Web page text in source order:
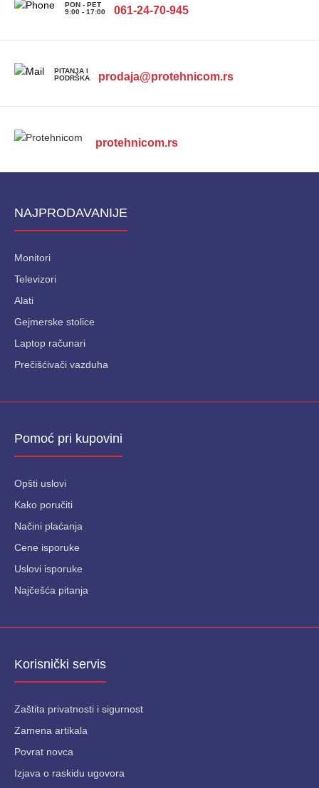
PON - PET
9:00 - 17:00
061-24-70-945
PITANJA I
PODRŠKA
prodaja@protehnicom.rs
protehnicom.rs
NAJPRODAVANIJE
Monitori
Televizori
Alati
Gejmerske stolice
Laptop računari
Prečišćivači vazduha
Pomoć pri kupovini
Opšti uslovi
Kako poručiti
Načini plaćanja
Cene isporuke
Uslovi isporuke
Najčešća pitanja
Korisnički servis
Zaštita privatnosti i sigurnost
Zamena artikala
Povrat novca
Izjava o raskidu ugovora